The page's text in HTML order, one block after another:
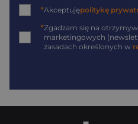
*Akceptujępolitykę
*Zgadzam się na
marketingowych
zasadach określonych w